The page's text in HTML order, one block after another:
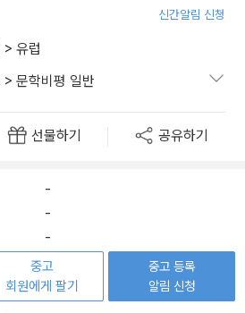
신간알림 신청
> 유럽
> 문학비평 일반
선물하기 공유하기
-
-
-
중고
회원에게 팔기
중고 등록
알림 신청